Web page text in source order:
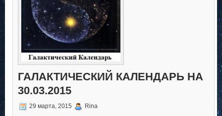
ГАЛАКТИЧЕСКИЙ КАЛЕНДАРЬ НА
30.03.2015
29 марта, 2015 Rina